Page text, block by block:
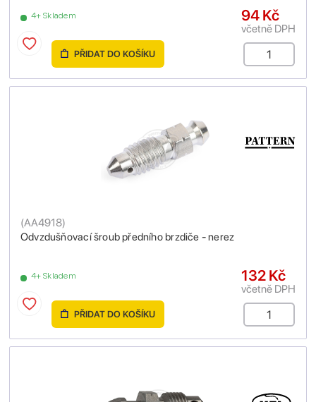
4+ Skladem 94 Kč
včetně DPH
PŘIDAT DO KOŠÍKU
Odvzdušňovací šroub předního brzdiče - nerez
(AA4918)
4+ Skladem 132 Kč
včetně DPH
PŘIDAT DO KOŠÍKU